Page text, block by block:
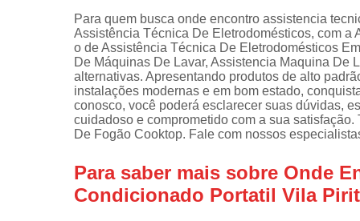
em freezer
Para quem busca onde encontro assistencia
Assistência Técnica De Eletrodomésticos, com a
o de Assistência Técnica De Eletrodomésticos
De Máquinas De Lavar, Assistencia Maquina De
alternativas. Apresentando produtos de alto
instalações modernas e em bom estado,
conosco, você poderá esclarecer suas dúvidas,
cuidadoso e comprometido com a sua
De Fogão Cooktop. Fale com nossos
Para saber mais sobre Onde
Condicionado Portatil Vila